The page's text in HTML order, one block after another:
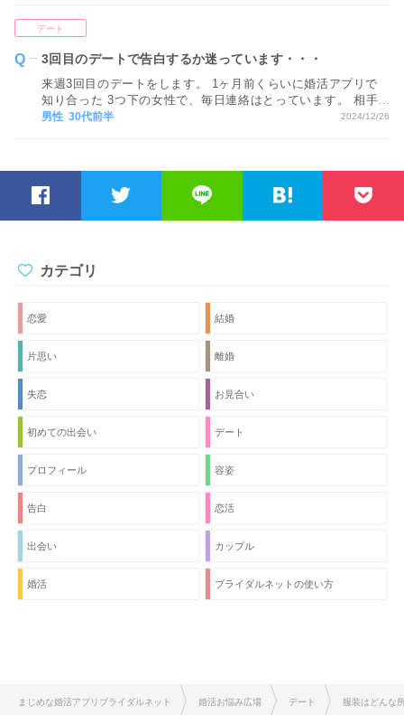
デート
3回目のデートで告白するか迷っています・・・
来週3回目のデートをします。 1ヶ月前くらいに婚活アプリで
知り合った 3つ下の女性で、毎日連絡はとっています。 相手
もなくはないのかなと思い、 次会ったときに告白しようと思
えてください。
男性 30代前半 2024/12/26
カテゴリ
恋愛 結婚
片思い 離婚
失恋 お見合い
初めての出会い デート
プロフィール 容姿
告白 恋活
出会い カップル
婚活 ブライダルネットの使い方
まじめな婚活アプリブライダルネット 婚活お悩み広場 デート 服装はどんな